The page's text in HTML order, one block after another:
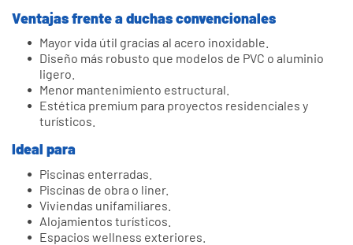
Ventajas frente a duchas convencionales
Mayor vida útil gracias al acero inoxidable.
Diseño más robusto que modelos de PVC o aluminio
ligero.
Menor mantenimiento estructural.
Estética premium para proyectos residenciales y
turísticos.
Ideal para
Piscinas enterradas.
Piscinas de obra o liner.
Viviendas unifamiliares.
Alojamientos turísticos.
Espacios wellness exteriores.